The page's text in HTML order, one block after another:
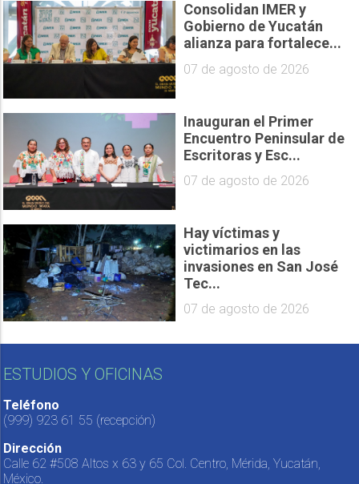
Consolidan IMER y
Gobierno de Yucatán
alianza para fortalece...
07 de agosto de 2026
Inauguran el Primer
Encuentro Peninsular de
Escritoras y Esc...
07 de agosto de 2026
Hay víctimas y
victimarios en las
invasiones en San José
Tec...
07 de agosto de 2026
ESTUDIOS Y OFICINAS
Teléfono
(999) 923 61 55 (recepción)
Dirección
Calle 62 #508 Altos x 63 y 65 Col. Centro, Mérida, Yucatán,
México.